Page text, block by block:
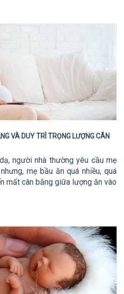
VÀ DUY TRÌ TRỌNG LƯỢNG CÂN
người nhà thường yêu cầu mẹ
mẹ bầu ăn quá nhiều, quá
mất cân bằng giữa lượng ăn vào